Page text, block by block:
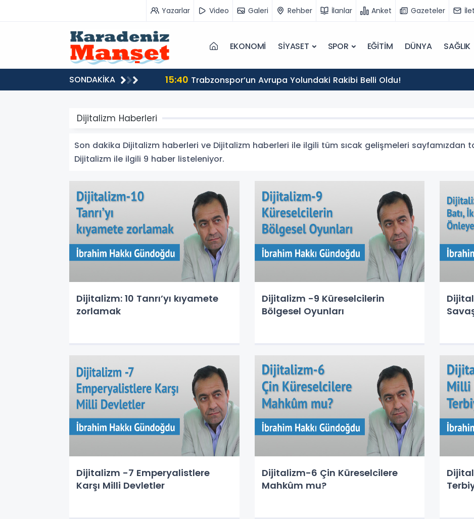
Yazarlar Video Galeri Rehber İlanlar Anket Gazeteler
EKONOMİ SİYASET SPOR EĞİTİM DÜNYA SAĞLIK
SONDAKİKA 15:40 Trabzonspor’un Avrupa Yolundaki Rakibi Belli Oldu!
Dijitalizm Haberleri
Son dakika Dijitalizm haberleri ve Dijitalizm haberleri ile ilgili tüm sıcak gelişmeleri sayfamızdan
Dijitalizm ile ilgili 9 haber listeleniyor.
Dijitalizm: 10 Tanrı’yı kıyamete
zorlamak
Dijitalizm -9 Küreselcilerin
Bölgesel Oyunları
Dijitalizm -7 Emperyalistlere
Karşı Milli Devletler
Dijitalizm-6 Çin Küreselcilere
Mahkûm mu?